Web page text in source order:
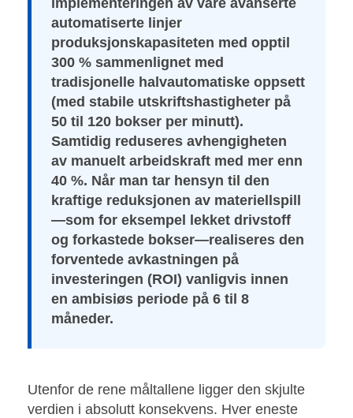
automatiserte linjer
produksjonskapasiteten med opptil
300 % sammenlignet med
tradisjonelle halvautomatiske oppsett
(med stabile utskriftshastigheter på
50 til 120 bokser per minutt).
Samtidig reduseres avhengigheten
av manuelt arbeidskraft med mer enn
40 %. Når man tar hensyn til den
kraftige reduksjonen av materiellspill
—som for eksempel lekket drivstoff
og forkastede bokser—realiseres den
forventede avkastningen på
investeringen (ROI) vanligvis innen
en ambisiøs periode på 6 til 8
måneder.
Utenfor de rene måltallene ligger den skjulte
verdien i absolutt konsekvens. Hver eneste